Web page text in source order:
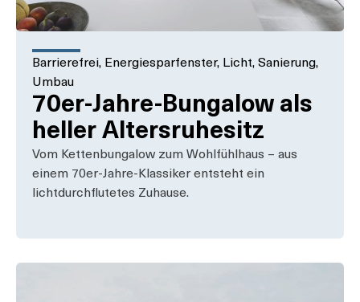
Barrierefrei, Energiesparfenster, Licht, Sanierung,
Umbau
70er-Jahre-Bungalow als
heller Altersruhesitz
Vom Kettenbungalow zum Wohlfühlhaus – aus
einem 70er-Jahre-Klassiker entsteht ein
lichtdurchflutetes Zuhause.